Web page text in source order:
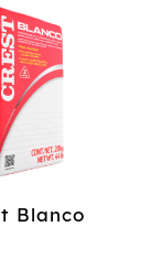
Blanco